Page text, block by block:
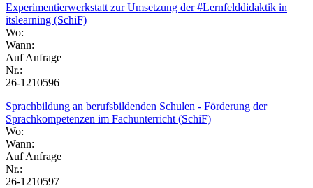
Experimentierwerkstatt zur Umsetzung der #Lernfelddidaktik in
itslearning (SchiF)
Wo:
Wann:
Auf Anfrage
Nr.:
26-1210596
Sprachbildung an berufsbildenden Schulen - Förderung der
Sprachkompetenzen im Fachunterricht (SchiF)
Wo:
Wann:
Auf Anfrage
Nr.:
26-1210597